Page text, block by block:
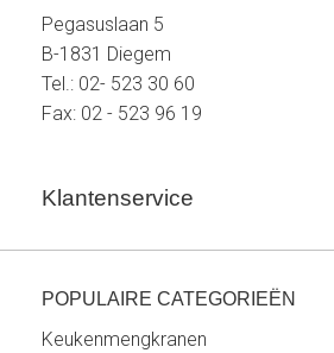
Pegasuslaan 5
B-1831 Diegem
Tel.: 02- 523 30 60
Fax: 02 - 523 96 19
Klantenservice
POPULAIRE CATEGORIEËN
Keukenmengkranen